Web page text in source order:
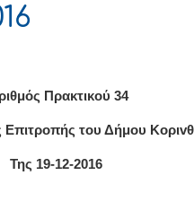
Πρακτικού 34
Επιτρoπής τoυ Δήμoυ
Της 19-12-2016